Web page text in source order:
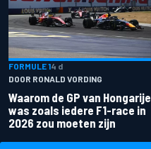
FORMULE 14 d
DOOR RONALD VORDING
Waarom de GP van Hongarije
was zoals iedere F1-race in
2026 zou moeten zijn